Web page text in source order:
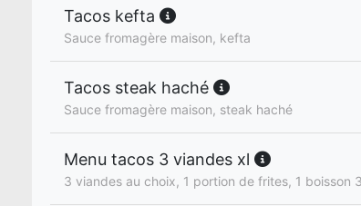
Tacos kefta
Sauce fromagère maison, kefta
Tacos steak haché
Sauce fromagère maison, steak haché
Menu tacos 3 viandes xl
3 viandes au choix, 1 portion de frites, 1 boisson